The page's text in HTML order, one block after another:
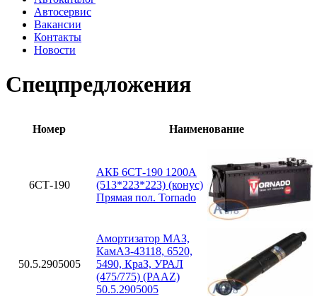
Автосервис
Вакансии
Контакты
Новости
Спецпредложения
Номер Наименование
6СТ-190
АКБ 6СТ-190 1200А
(513*223*223) (конус)
Прямая пол. Tornado
50.5.2905005
Амортизатор МАЗ,
КамАЗ-43118, 6520,
5490, КраЗ, УРАЛ
(475/775) (PAAZ)
50.5.2905005